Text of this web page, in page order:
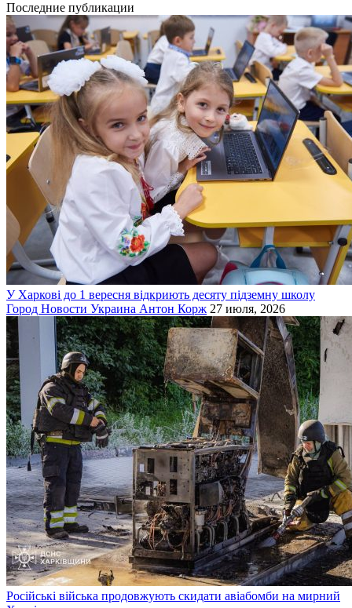
Последние публикации
У Харкові до 1 вересня відкриють десяту підземну школу
Город Новости Украина Антон Корж 27 июля, 2026
Російські війська продовжують скидати авіабомби на мирний